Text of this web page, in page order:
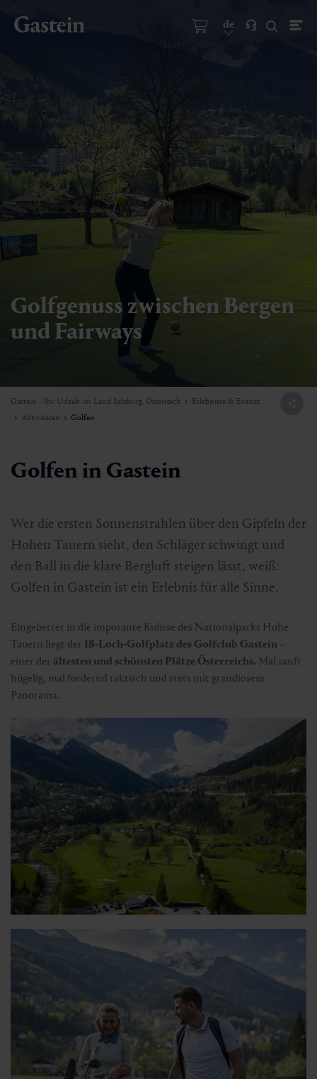
de
Golfgenuss zwischen Bergen
und Fairways
Gastein - Ihr Urlaub im Land Salzburg, Österreich
Erlebnisse & Events
Aktivitäten
Golfen
Golfen in Gastein
Wer die ersten Sonnenstrahlen über den Gipfeln der
Hohen Tauern sieht, den Schläger schwingt und
den Ball in die klare Bergluft steigen lässt, weiß:
Golfen in Gastein ist ein Erlebnis für alle Sinne.
Eingebettet in die imposante Kulisse des Nationalparks Hohe
Tauern liegt der 18-Loch-Golfplatz des Golfclub Gastein –
einer der ältesten und schönsten Plätze Österreichs. Mal sanft
hügelig, mal fordernd taktisch und stets mit grandiosem
Panorama.